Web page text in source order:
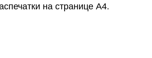
на странице А4.